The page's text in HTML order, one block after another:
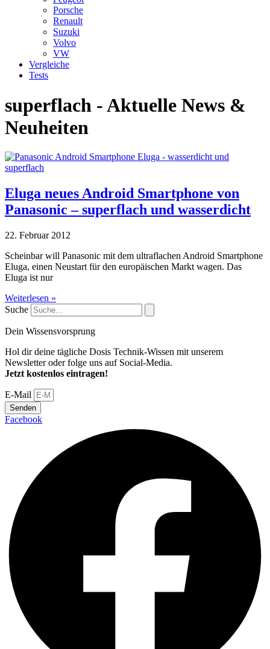
Porsche
Renault
Suzuki
Volvo
VW
Vergleiche
Tests
superflach - Aktuelle News &
Neuheiten
Eluga neues Android Smartphone von
Panasonic – superflach und wasserdicht
22. Februar 2012
Scheinbar will Panasonic mit dem ultraflachen Android Smartphone
Eluga, einen Neustart für den europäischen Markt wagen. Das
Eluga ist nur
Weiterlesen »
Suche
Dein Wissensvorsprung
Hol dir deine tägliche Dosis Technik-Wissen mit unserem
Newsletter oder folge uns auf Social-Media.
Jetzt kostenlos eintragen!
E-Mail
Senden
Facebook